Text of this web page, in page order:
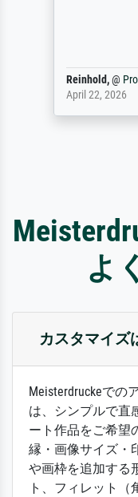
Reinhold,@
April 22, 2026
よ
カスタマイズ
Meisterdruckeでの
は、シンプルで直
ート作品をご希望
縁・画像サイズ・
や画枠を追加する
ト、フィレット（